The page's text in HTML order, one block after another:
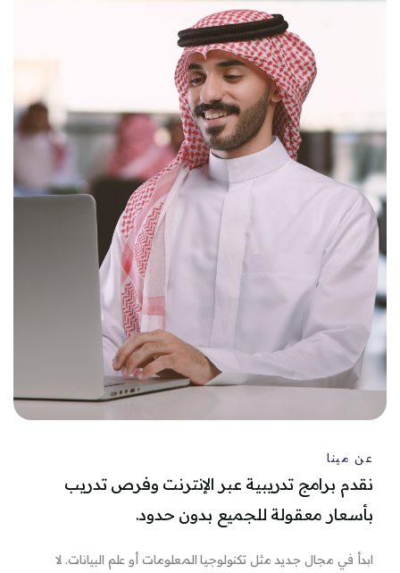
عن مينا
نقدم برامج تدريبية عبر الإنترنت وفرص تدريب
بأسعار معقولة للجميع بدون حدود.
ابدأ في مجال جديد مثل تكنولوجيا المعلومات أو علم البيانات. لا